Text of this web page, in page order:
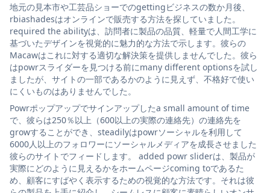
地元の見本市や工芸品ショーでのgettingビジネスの数か月後、
rbiashadesはオンラインで販売する方法を探していました。
required the abilityは、訪問者に製品の品質、軽量で人間工学に
基づいたデザインを視覚的に魅力的な方法で示します。彼らの
Macawはこれに対する適切な解決策を提供しませんでした。彼ら
はpowrスライダーを見つける前にmany different optionsを試し
ましたが、サイトの一部であるかのように見えず、不格好で使い
にくいものはありませんでした。
Powrポップアップでサインアップしたa small amount of time
で、彼らは250％以上（600以上の実際の連絡先）の連絡先を
growすることができ、steadilyはpowrソーシャルを利用して
6000人以上のフォロワーにソーシャルメディアを成長させました
彼らのサイトでフィードします。 added powr sliderは、製品が
実際にどのように見えるかをホームページcoming toであるた
め、顧客にすばやく表示するための視覚的な方法です。それは彼